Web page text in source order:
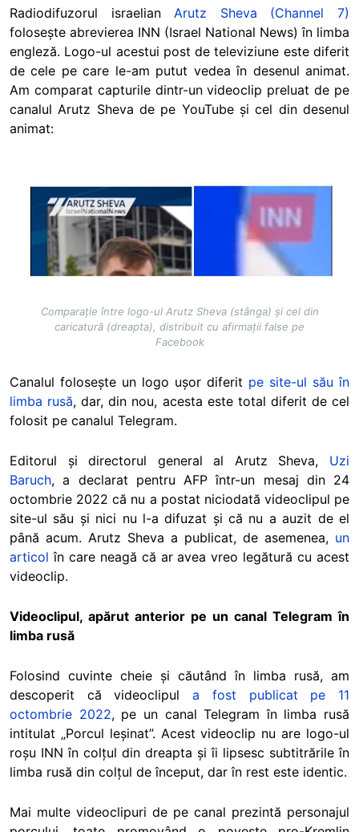
Radiodifuzorul israelianArutz Sheva (Channel 7)
folosește abrevierea INN (Israel National News) în limba
engleză. Logo-ul acestui post de televiziune este diferit
de cele pe care le-am putut vedea în desenul animat.
Am comparat capturile dintr-un videoclip preluat de pe
canalul Arutz Sheva de pe YouTube și cel din desenul
animat:
Image
Comparație între logo-ul Arutz Sheva (stânga) și cel din
caricatură (dreapta), distribuit cu afirmații false pe
Facebook
Canalul folosește un logo ușor diferit pe site-ul său în
limba rusă, dar, din nou, acesta este total diferit de cel
folosit pe canalul Telegram.
Editorul și directorul general al Arutz Sheva, Uzi
Baruch, a declarat pentru AFP într-un mesaj din 24
octombrie 2022 că nu a postat niciodată videoclipul pe
site-ul său și nici nu l-a difuzat și că nu a auzit de el
până acum. Arutz Sheva a publicat, de asemenea, un
articol în care neagă că ar avea vreo legătură cu acest
videoclip.
Videoclipul, apărut anterior pe un canal Telegram în
limba rusă
Folosind cuvinte cheie și căutând în limba rusă, am
descoperit că videoclipula fost publicat pe 11
octombrie 2022, pe un canal Telegram în limba rusă
intitulat „Porcul leșinat”. Acest videoclip nu are logo-ul
roșu INN în colțul din dreapta și îi lipsesc subtitrările în
limba rusă din colțul de început, dar în rest este identic.
Mai multe videoclipuri de pe canal prezintă personajul